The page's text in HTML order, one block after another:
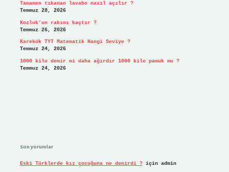
Tamamen tıkanan lavabo nasıl açılır ?
Temmuz 28, 2026
Kozluk’un rakımı kaçtır ?
Temmuz 26, 2026
Karekök TYT Matematik Hangi Seviye ?
Temmuz 24, 2026
1000 kilo demir mi daha ağırdır 1000 kilo pamuk mu ?
Temmuz 24, 2026
Son yorumlar
Eski Türklerde kız çocuğuna ne denirdi ?için admin